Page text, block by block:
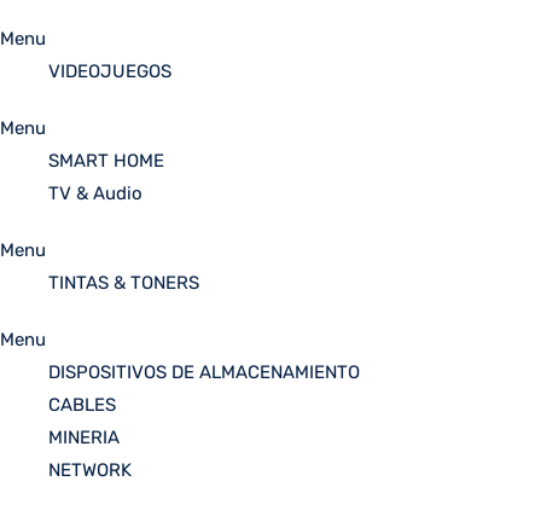
Menu
VIDEOJUEGOS
Menu
SMART HOME
TV & Audio
Menu
TINTAS & TONERS
Menu
DISPOSITIVOS DE ALMACENAMIENTO
CABLES
MINERIA
NETWORK